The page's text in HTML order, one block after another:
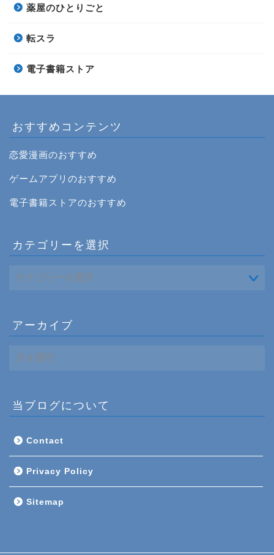
薬屋のひとりごと
転スラ
電子書籍ストア
おすすめコンテンツ
恋愛漫画のおすすめ
ゲームアプリのおすすめ
電子書籍ストアのおすすめ
カテゴリーを選択
アーカイブ
ー
ブ
当ブログについて
Contact
Privacy Policy
Sitemap